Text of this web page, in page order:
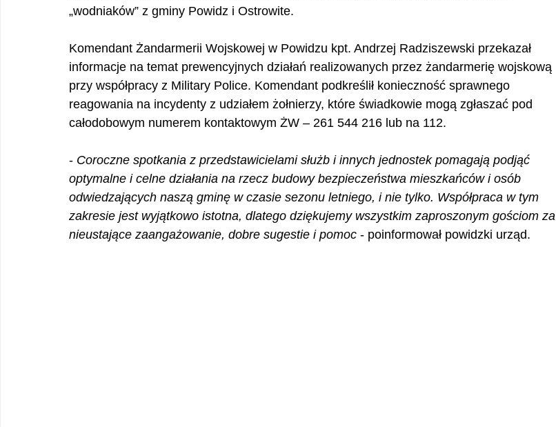
„wodniaków” z gminy Powidz i Ostrowite.
Komendant Żandarmerii Wojskowej w Powidzu kpt. Andrzej Radziszewski przekazał
informacje na temat prewencyjnych działań realizowanych przez żandarmerię wojskową
przy współpracy z Military Police. Komendant podkreślił konieczność sprawnego
reagowania na incydenty z udziałem żołnierzy, które świadkowie mogą zgłaszać pod
całodobowym numerem kontaktowym ŻW – 261 544 216 lub na 112.
- Coroczne spotkania z przedstawicielami służb i innych jednostek pomagają podjąć
optymalne i celne działania na rzecz budowy bezpieczeństwa mieszkańców i osób
odwiedzających naszą gminę w czasie sezonu letniego, i nie tylko. Współpraca w tym
zakresie jest wyjątkowo istotna, dlatego dziękujemy wszystkim zaproszonym gościom za
nieustające zaangażowanie, dobre sugestie i pomoc - poinformował powidzki urząd.